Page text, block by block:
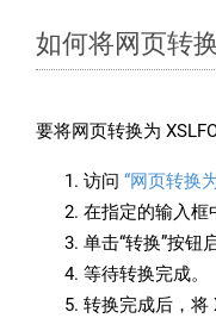
如何将网页转
要将网页转换为
访问 “网页转换
在指定的输入框
单击“转换”按钮
等待转换完成。
转换完成后，将